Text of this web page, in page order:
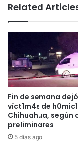
Related
Fin de semana
víct1m4s de
Chihuahua, según
preliminares
5 días ago